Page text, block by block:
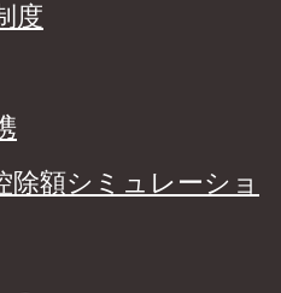
度
除額シミュレーショ